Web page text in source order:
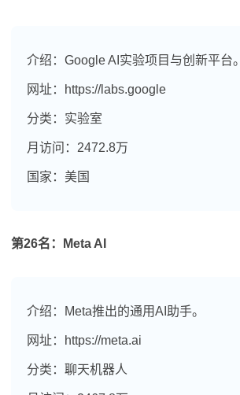
介绍：Google AI实验项目与创新平台。
网址：https://labs.google
分类：实验室
月访问：2472.8万
国家：美国
第26名：Meta AI
介绍：Meta推出的通用AI助手。
网址：https://meta.ai
分类：聊天机器人